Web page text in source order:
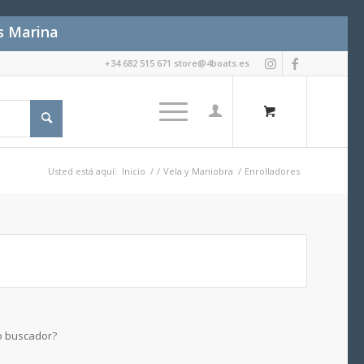
Marina
+34 682 515 671 store@4boats.es
Usted está aquí: Inicio / / Vela y Maniobra / Enrolladores
buscador?